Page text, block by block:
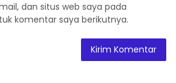
dan situs web saya pada
komentar saya berikutnya.